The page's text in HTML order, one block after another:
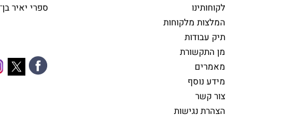
לקוחותינו
המלצות מלקוחות
תיק עבודות
מן התקשורת
מאמרים
מידע נוסף
צור קשר
הצהרת נגישות
ספרי יאיר